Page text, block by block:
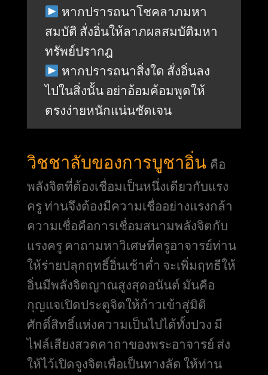
หากปรารถนาโชคลาภมหา
สมบัติ สั่งอิ่นให้ลาภผลสมบัติมหา
ทรัพย์ปรากฎ
หากปรารถนาสิ่งใด สั่งอิ่นลง
ไปในสิ่งนั้น อย่าอ้อมค้อมพูดให้
ตรงง่ายหนักแน่นชัดเจน
วิชชาลับของการบูชาอิ่น คือ
พลังจิตที่ต้องเชื่อมเป็นหนึ่งเดียวกับแรง
ครู ท่านจึงต้องมีความเชื่ออย่างแรงกล้า
ความเชื่อคือการเชื่อมสนามพลังจิตกับ
แรงครู คาถามหาวิเศษที่ครูอาจารย์ท่าน
ให้ร่ายปลุกฤทธิ์อิ่นเช้าค่ำ จะเพิ่มฤทธีให้
อิ่นมีพลังจิตญาณสูงสุดอนันต์ มันคือ
กุญแจเปิดประตูจิตให้ก้าวเข้าสู่มิติ
ศักดิ์สิทธิ์แห่งความเป็นไปได้ทั้งปวง มี
ไฟล์เสียงสวดคาถาของพระอาจารย์ ส่ง
ให้ไว้เปิดจูงจิตเพื่อเป็นทางลัด ให้ท่าน